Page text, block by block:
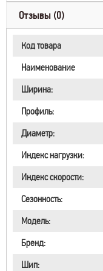
Отзывы (0)
Код товара
Наименование
Ширина:
Профиль:
Диаметр:
Индекс нагрузки:
Индекс скорости:
Сезонность:
Модель:
Бренд:
Шип: